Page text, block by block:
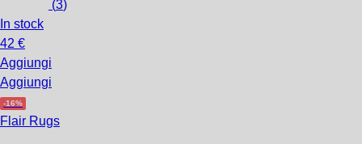
(3)
In stock
42 €
Aggiungi
Aggiungi
-16%
Flair Rugs